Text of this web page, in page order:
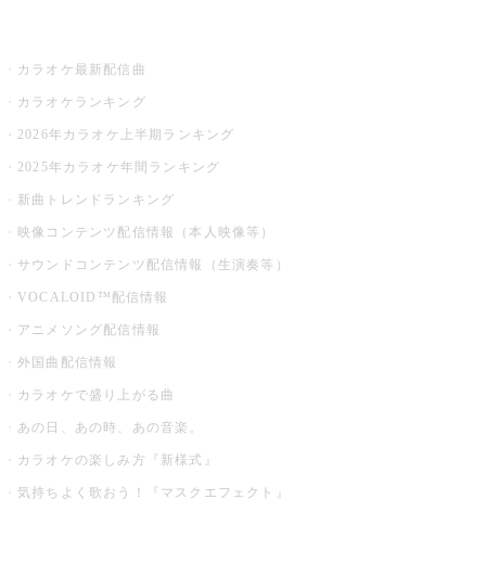
カラオケ最新配信曲
カラオケランキング
2026年カラオケ上半期ランキング
2025年カラオケ年間ランキング
新曲トレンドランキング
映像コンテンツ配信情報（本人映像等）
サウンドコンテンツ配信情報（生演奏等）
VOCALOID™配信情報
アニメソング配信情報
外国曲配信情報
カラオケで盛り上がる曲
あの日、あの時、あの音楽。
カラオケの楽しみ方『新様式』
気持ちよく歌おう！『マスクエフェクト』